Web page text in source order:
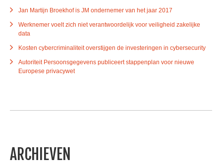
Jan Martijn Broekhof is JM ondernemer van het jaar 2017
Werknemer voelt zich niet verantwoordelijk voor veiligheid zakelijke
data
Kosten cybercriminaliteit overstijgen de investeringen in cybersecurity
Autoriteit Persoonsgegevens publiceert stappenplan voor nieuwe
Europese privacywet
ARCHIEVEN